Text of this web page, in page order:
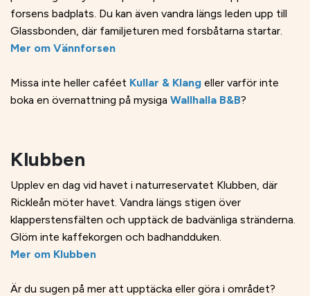
forsens badplats. Du kan även vandra längs leden upp till
Glassbonden, där familjeturen med forsbåtarna startar.
Mer om Vännforsen
Missa inte heller caféet Kullar & Klang eller varför inte
boka en övernattning på mysiga Wallhalla B&B?
Klubben
Upplev en dag vid havet i naturreservatet Klubben, där
Rickleån möter havet. Vandra längs stigen över
klapperstensfälten och upptäck de badvänliga stränderna.
Glöm inte kaffekorgen och badhandduken.
Mer om Klubben
Är du sugen på mer att upptäcka eller göra i området?